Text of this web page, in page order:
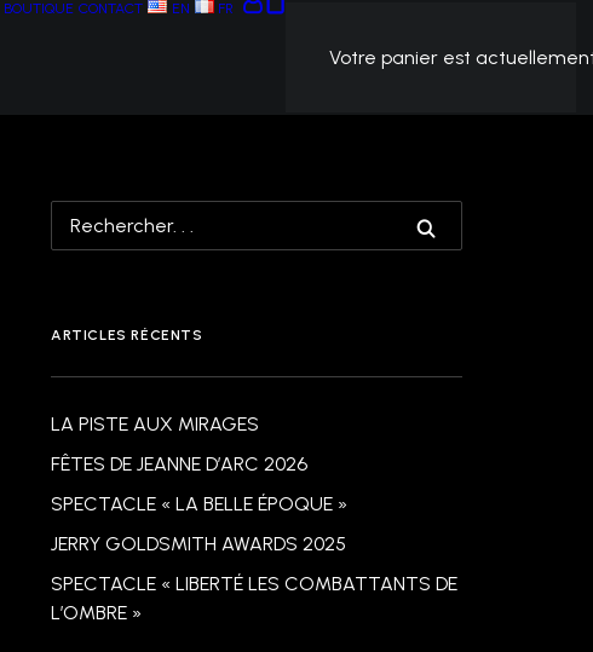
BOUTIQUE CONTACT EN FR
Votre panier est
ARTICLES RÉCENTS
LA PISTE AUX MIRAGES
FÊTES DE JEANNE D’ARC 2026
SPECTACLE « LA BELLE ÉPOQUE »
JERRY GOLDSMITH AWARDS 2025
SPECTACLE « LIBERTÉ LES COMBATTANTS DE
L’OMBRE »